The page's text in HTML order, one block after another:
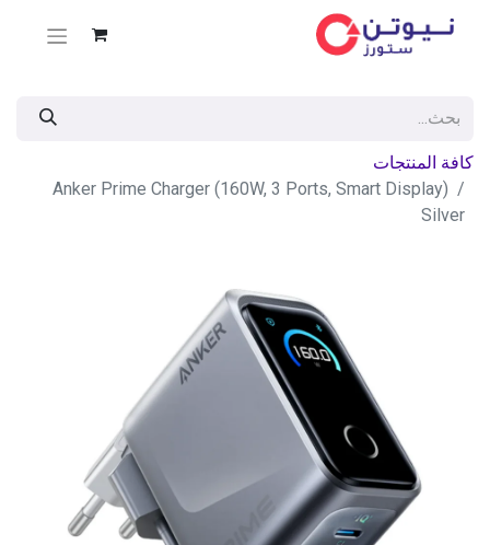
كافة المنتجات
Anker Prime Charger (160W, 3 Ports, Smart Display)
Silver